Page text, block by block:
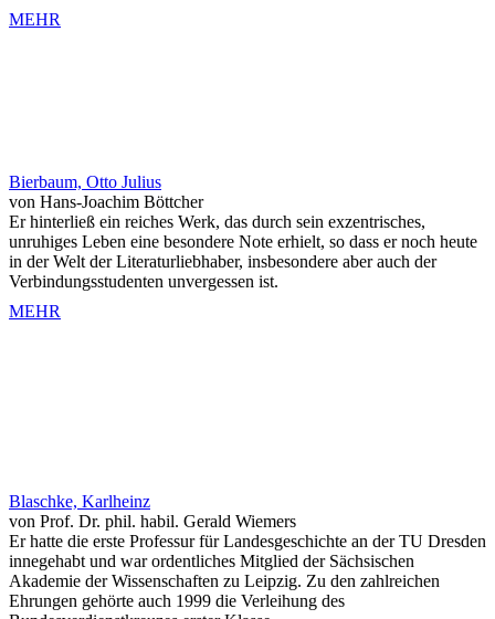
MEHR
Bierbaum, Otto Julius
von Hans-Joachim Böttcher
Er hinterließ ein reiches Werk, das durch sein exzentrisches,
unruhiges Leben eine besondere Note erhielt, so dass er noch heute
in der Welt der Literaturliebhaber, insbesondere aber auch der
Verbindungsstudenten unvergessen ist.
MEHR
Blaschke, Karlheinz
von Prof. Dr. phil. habil. Gerald Wiemers
Er hatte die erste Professur für Landesgeschichte an der TU Dresden
innegehabt und war ordentliches Mitglied der Sächsischen
Akademie der Wissenschaften zu Leipzig. Zu den zahlreichen
Ehrungen gehörte auch 1999 die Verleihung des